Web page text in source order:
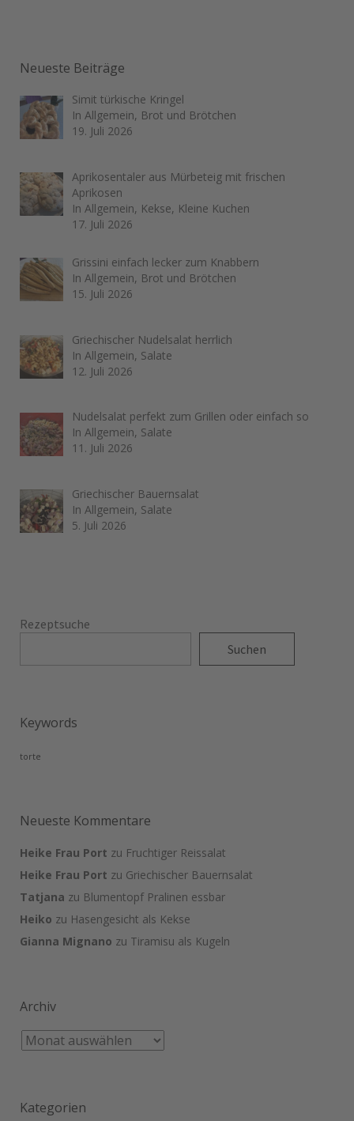
Neueste Beiträge
Simit türkische Kringel
In Allgemein, Brot und Brötchen
19. Juli 2026
Aprikosentaler aus Mürbeteig mit frischen
Aprikosen
In Allgemein, Kekse, Kleine Kuchen
17. Juli 2026
Grissini einfach lecker zum Knabbern
In Allgemein, Brot und Brötchen
15. Juli 2026
Griechischer Nudelsalat herrlich
In Allgemein, Salate
12. Juli 2026
Nudelsalat perfekt zum Grillen oder einfach so
In Allgemein, Salate
11. Juli 2026
Griechischer Bauernsalat
In Allgemein, Salate
5. Juli 2026
Rezeptsuche
Suchen
Keywords
torte
Neueste Kommentare
Heike Frau Port zu Fruchtiger Reissalat
Heike Frau Port zu Griechischer Bauernsalat
Tatjana zu Blumentopf Pralinen essbar
Heiko zu Hasengesicht als Kekse
Gianna Mignano zu Tiramisu als Kugeln
Archiv
Kategorien